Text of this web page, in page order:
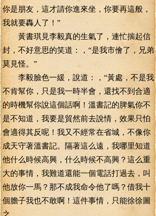
你是朋友，這才請你進來坐，你要再這般，
我就要轟人了！”
黃書琪見李毅真的生氣了，連忙揣起信
封，不好意思的笑道：，“是我市儈了，兄弟
莫見怪。”
李毅臉色一緩，說道：，“黃處，不是我
不肯幫你，只是我一時半會，還找不到合適
的時機幫你說這個話啊！溫書記的脾氣你不
是不知道，我要是貿然前去說情，效果只怕
會適得其反呢！我又不經常在省城，不像你
成天守著溫書記。隔著這么遠，我哪里知道
他什么時候高興，什么時候不高興？這么重
大的事情，我難道還能一個電話打過去，叫
他放你一馬？那不成我命令他了嗎？借我十
個膽子我也不敢啊！這件事情，只能徐徐圖
之。